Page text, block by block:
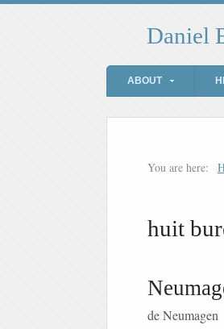
Daniel
ABOUT
You are here:
huit
de Neumagen